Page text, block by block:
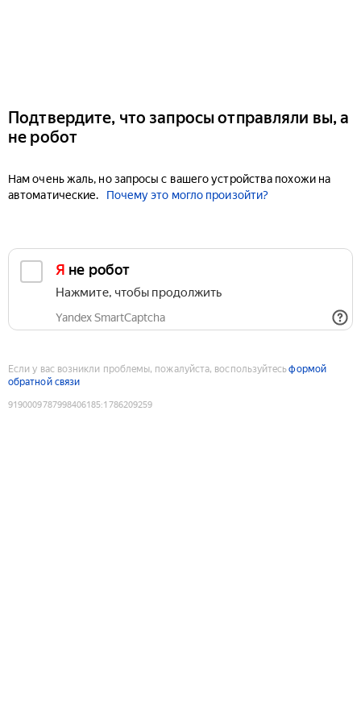
Подтвердите, что запросы отправляли вы, а
не робот
Нам очень жаль, но запросы с вашего устройства похожи на
автоматические.
Почему это могло произойти?
Я не робот
Нажмите, чтобы продолжить
Yandex SmartCaptcha
Если у вас возникли проблемы, пожалуйста, воспользуйтесьформой
обратной связи
9190009787998406185:1786209259